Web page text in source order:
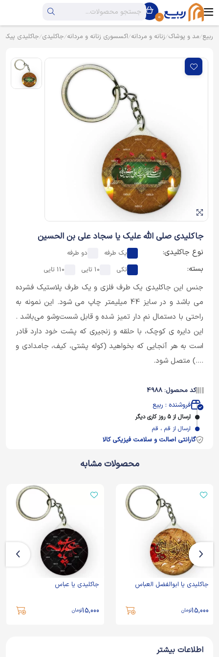
0
ربیع مد و پوشاک زنانه و مردانه اکسسوری زنانه و مردانه جاکلیدی جاکلیدی
جاکلیدی صلی الله علیک یا سجاد علی بن الحسین
نوع جاکلیدی: یک طرفه دو طرفه
بسته: تکی 10 تایی 110 تایی
جنس این جاکلیدی یک طرف فلزی و یک طرف پلاستیک فشرده
می باشد و در سایز 44 میلیمتر چاپ می شود. این نمونه به
راحتی با دستمال نم دار تمیز شده و قابل شست‌وشو می‌باشد .
این دایره ی کوچک، با حلقه و زنجیری که پشت خود دارد قادر
است به هر آنجایی که بخواهید (کوله پشتی، کیف، جامدادی و
....) متصل شود.
کد محصول: 4988
فروشنده : ربیع
ارسال از 5 روز کاری دیگر
ارسال از قم ، قم
گارانتی اصالت و سلامت فیزیکی کالا
محصولات مشابه
جاکلیدی یا ابوالفضل العباس
15,000تومان
جاکلیدی یا عباس
15,000تومان
اطلاعات بیشتر